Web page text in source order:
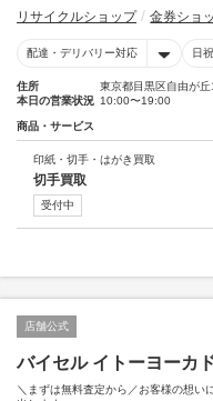
リサイクルショップ 金券ショ
配達・デリバリー対応 日
住所
東京都目黒区自由が
本日の営業状況 10:00〜19:00
商品・サービス
印紙・切手・はがき買取
切手買取
受付中
店舗公式
バイセル イトーヨーカ
＼まずは無料査定から／お客様の想い